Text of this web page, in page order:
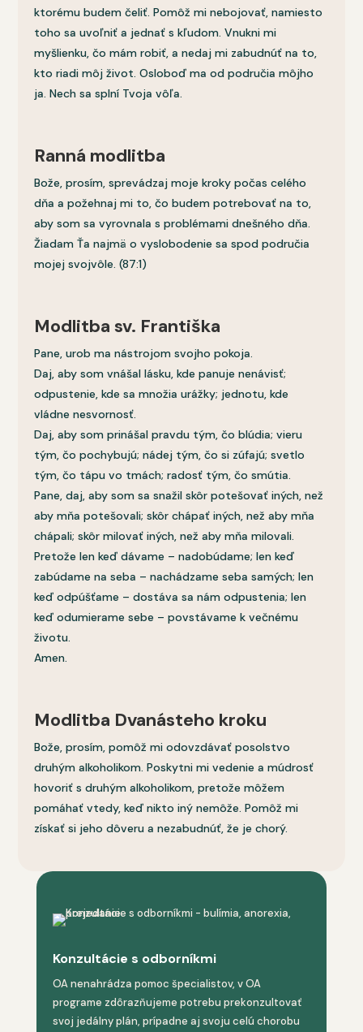
ktorému budem čeliť. Pomôž mi nebojovať, namiesto
toho sa uvoľniť a jednať s kľudom. Vnukni mi
myšlienku, čo mám robiť, a nedaj mi zabudnúť na to,
kto riadi môj život. Osloboď ma od područia môjho
ja. Nech sa splní Tvoja vôľa.
Ranná modlitba
Bože, prosím, sprevádzaj moje kroky počas celého
dňa a požehnaj mi to, čo budem potrebovať na to,
aby som sa vyrovnala s problémami dnešného dňa.
Žiadam Ťa najmä o vyslobodenie sa spod područia
mojej svojvôle. (87:1)
Modlitba sv. Františka
Pane, urob ma nástrojom svojho pokoja.
Daj, aby som vnášal lásku, kde panuje nenávisť;
odpustenie, kde sa množia urážky; jednotu, kde
vládne nesvornosť.
Daj, aby som prinášal pravdu tým, čo blúdia; vieru
tým, čo pochybujú; nádej tým, čo si zúfajú; svetlo
tým, čo tápu vo tmách; radosť tým, čo smútia.
Pane, daj, aby som sa snažil skôr potešovať iných, než
aby mňa potešovali; skôr chápať iných, než aby mňa
chápali; skôr milovať iných, než aby mňa milovali.
Pretože len keď dávame – nadobúdame; len keď
zabúdame na seba – nachádzame seba samých; len
keď odpúšťame – dostáva sa nám odpustenia; len
keď odumierame sebe – povstávame k večnému
životu.
Amen.
Modlitba Dvanásteho kroku
Bože, prosím, pomôž mi odovzdávať posolstvo
druhým alkoholikom. Poskytni mi vedenie a múdrosť
hovoriť s druhým alkoholikom, pretože môžem
pomáhať vtedy, keď nikto iný nemôže. Pomôž mi
získať si jeho dôveru a nezabudnúť, že je chorý.
Konzultácie s odborníkmi
OA nenahrádza pomoc špecialistov, v OA
programe zdôrazňujeme potrebu prekonzultovať
svoj jedálny plán, prípadne aj svoju celú chorobu